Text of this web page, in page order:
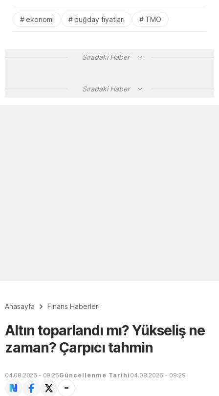
ekonomi buğday fiyatları TMO
Sıradaki Haber
Sıradaki Haber
Anasayfa Finans Haberleri
Altın toparlandı mı? Yükseliş ne
zaman? Çarpıcı tahmin
04.08.2026 - 09:26Güncellenme Tarihi 04.08.2026 - 09:29